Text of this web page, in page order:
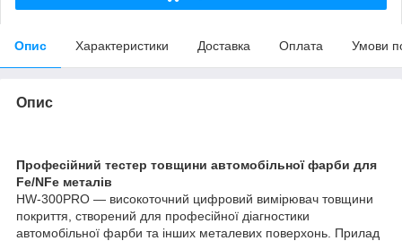
Опис Характеристики Доставка Оплата Умови
Опис
Професійний тестер товщини автомобільної фарби для
Fe/NFe металів
HW-300PRO — високоточний цифровий вимірювач товщини
покриття, створений для професійної діагностики
автомобільної фарби та інших металевих поверхонь. Прилад